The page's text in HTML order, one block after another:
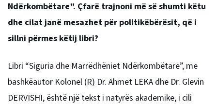
Ndërkombëtare”. Çfarë trajnoni më së shumti këtu
dhe cilat janë mesazhet për politikëbërësit, që i
sillni përmes këtij libri?
Libri “Siguria dhe Marrëdhëniet Ndërkombëtare”, me
bashkëautor Kolonel (R) Dr. Ahmet LEKA dhe Dr. Glevin
DERVISHI, është një tekst i natyrës akademike, i cili